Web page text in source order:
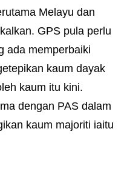
Melayu dan
GPS pula perlu
ada memperbaiki
kaum dayak
kaum itu kini.
dengan PAS dalam
kaum majoriti iaitu